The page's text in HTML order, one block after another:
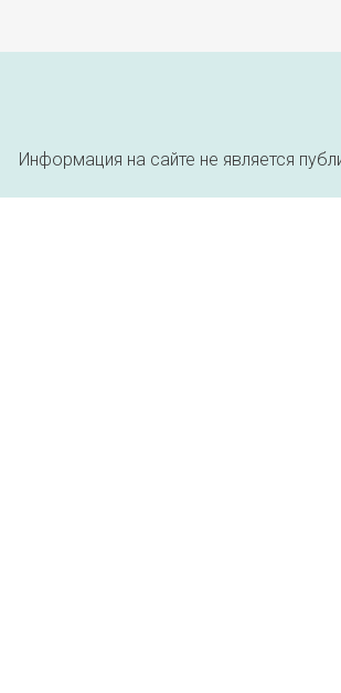
Информация на сайте не является